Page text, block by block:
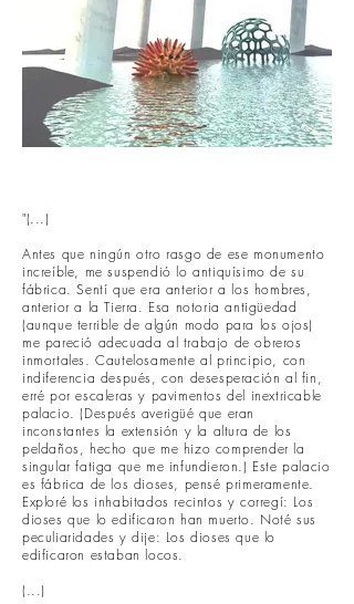
"(...)
Antes que ningún otro rasgo de ese monumento
increíble, me suspendió lo antiquísimo de su
fábrica. Sentí que era anterior a los hombres,
anterior a la Tierra. Esa notoria antigüedad
(aunque terrible de algún modo para los ojos)
me pareció adecuada al trabajo de obreros
inmortales. Cautelosamente al principio, con
indiferencia después, con desesperación al fin,
erré por escaleras y pavimentos del inextricable
palacio. (Después averigüé que eran
inconstantes la extensión y la altura de los
peldaños, hecho que me hizo comprender la
singular fatiga que me infundieron.) Este palacio
es fábrica de los dioses, pensé primeramente.
Exploré los inhabitados recintos y corregí: Los
dioses que lo edificaron han muerto. Noté sus
peculiaridades y dije: Los dioses que lo
edificaron estaban locos.
(...)